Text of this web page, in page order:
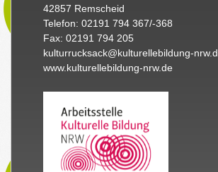
42857 Remscheid
Telefon: 02191 794 367/-368
Fax: 02191 794 205
kulturrucksack@kulturellebildung-
www.kulturellebildung-nrw.de